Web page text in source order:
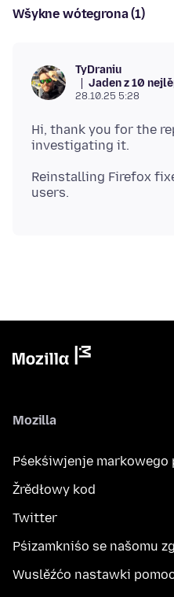
Wšykne wótegrona (1)
TyDraniu
Jaden z 10
28.10.25 5:28
Hi, thank you for the
Reinstalling Firefox
Mozilla
Pśekśiwjenje markowego
Žrědłowy kod
Twitter
Pśizamkniśo se našomu
Wuslěźćo nastawki